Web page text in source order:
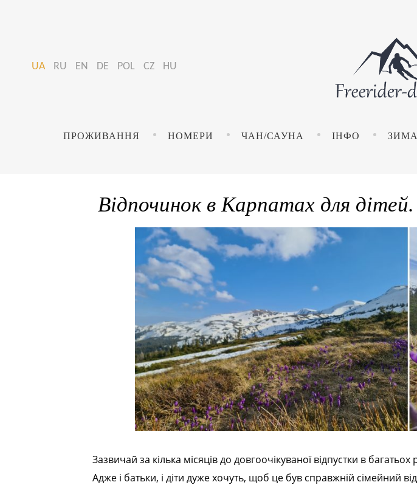
UA RU EN DE POL CZ HU
ПРОЖИВАННЯ НОМЕРИ ЧАН/САУНА ІНФО ЗИМА
Відпочинок в Карпатах для
Зазвичай за кілька місяців до довгоочікуваної відпустки в
Адже і батьки, і діти дуже хочуть, щоб це був справжній сімейний